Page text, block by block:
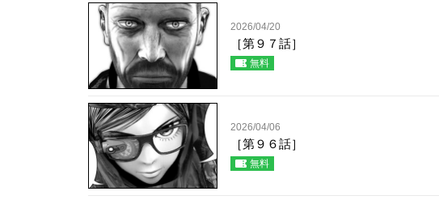
2026/04/20
［第９７話］
無料
2026/04/06
［第９６話］
無料